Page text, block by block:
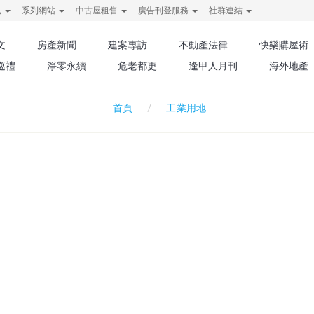
系列網站 中古屋租售 廣告刊登服務 社群連結
房產新聞 建案專訪 不動產法律 快樂購屋術
禮
淨零永續 危老都更 逢甲人月刊 海外地產
首頁 工業用地